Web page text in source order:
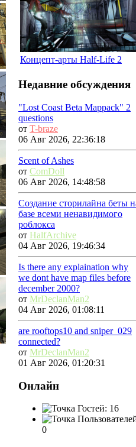
Концепт-арты Half-Life 2
Недавние обсуждения
"Lost Coast Beta Mappack" 2
questions
от T-braze
06 Авг 2026, 22:36:18
Scent of Ashes
от ComDoll
06 Авг 2026, 14:48:58
Создание сторилайна беты
базе всеми ненавидимого
роблокса
от HalfArchive
04 Авг 2026, 19:46:34
Is there any explaination why
we dont have map files before
december 2000?
от MrDeclanMan2
04 Авг 2026, 01:08:11
are rooftops10 and sniper_029
connected?
от MrDeclanMan2
01 Авг 2026, 01:20:31
Онлайн
Гостей: 16
0